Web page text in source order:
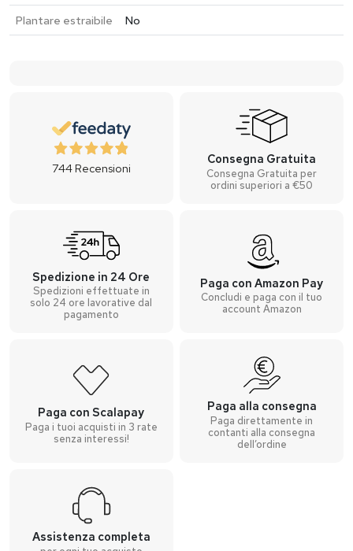
Plantare estraibile
No
744Recensioni
Consegna Gratuita
Consegna Gratuita per
ordini superiori a €50
Spedizione in 24 Ore
Spedizioni effettuate in
solo 24 ore lavorative dal
pagamento
Paga con Amazon Pay
Concludi e paga con il tuo
account Amazon
Paga con Scalapay
Paga i tuoi acquisti in 3 rate
senza interessi!
Paga alla consegna
Paga direttamente in
contanti alla consegna
dell’ordine
Assistenza completa